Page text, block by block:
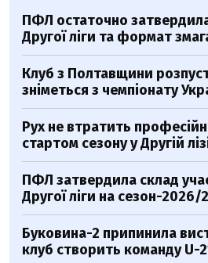
ПФЛ остаточно
Другої ліги та формат
Клуб з Полтавщини
зніметься з чемпіонату
Рух не втратить
стартом сезону у Другій
ПФЛ затвердила склад
Другої ліги на сезон-2026/
Буковина-2 припинила
клуб створить команду U-